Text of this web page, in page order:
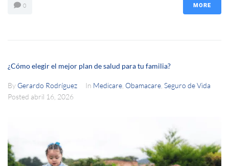
0 MORE
¿Cómo elegir el mejor plan de salud para tu familia?
By Gerardo Rodríguez In Medicare Obamacare Seguro de Vida
Posted abril 16, 2026